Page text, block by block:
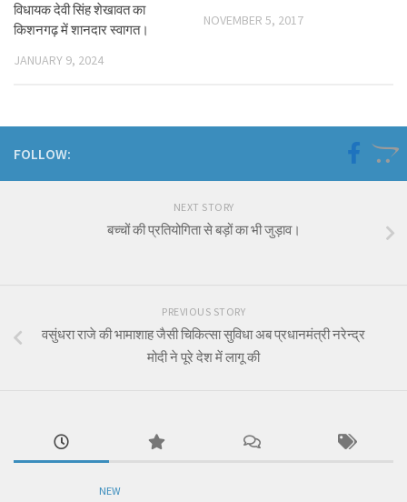
विधायक देवी सिंह शेखावत का
किशनगढ़ में शानदार स्वागत।
JANUARY 9, 2024
NOVEMBER 5, 2017
FOLLOW:
NEXT STORY
बच्चों की प्रतियोगिता से बड़ों का भी जुड़ाव।
PREVIOUS STORY
वसुंधरा राजे की भामाशाह जैसी चिकित्सा सुविधा अब प्रधानमंत्री नरेन्द्र
मोदी ने पूरे देश में लागू की
NEW